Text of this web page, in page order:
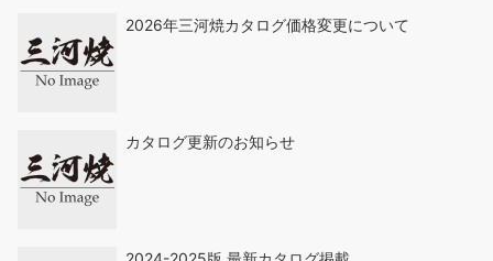
2026年三河焼カタログ価格変更について
カタログ更新のお知らせ